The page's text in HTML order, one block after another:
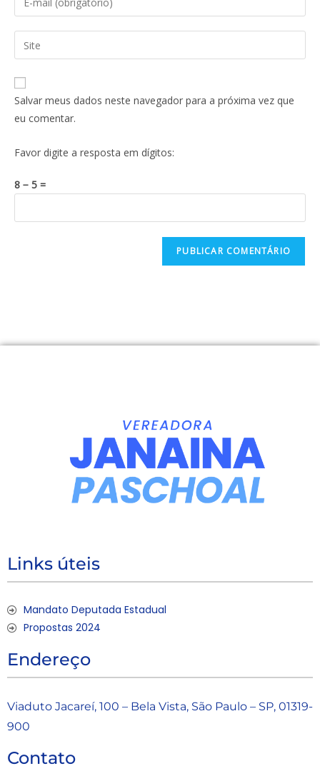
Salvar meus dados neste navegador para a próxima vez que
eu comentar.
Favor digite a resposta em dígitos:
8 − 5 =
Links úteis
Mandato Deputada Estadual
Propostas 2024
Endereço
Viaduto Jacareí, 100 – Bela Vista, São Paulo – SP, 01319-
900
Contato